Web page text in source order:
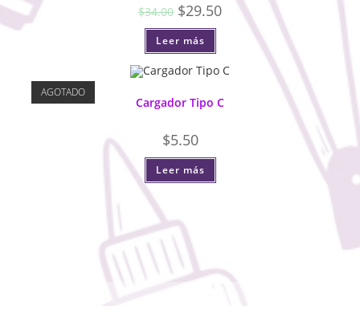
$34.00 $29.50
Leer más
AGOTADO
Cargador Tipo C
$5.50
Leer más